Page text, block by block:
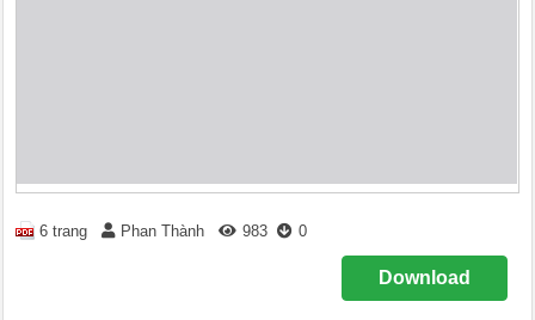
6 trang Phan Thành 983 0
Download